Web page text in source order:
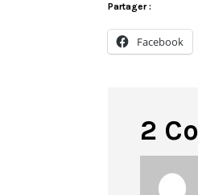
Partager :
Facebook
2